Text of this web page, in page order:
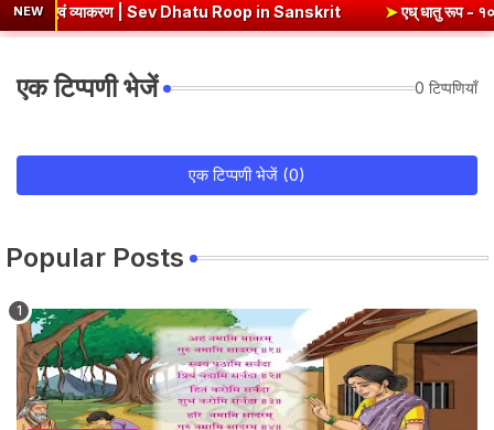
NEW
व्याकरण | Sev Dhatu Roop in Sanskrit ➤एध् धातु रूप - १० लकार,
एक टिप्पणी भेजें 0 टिप्पणियाँ
एक टिप्पणी भेजें (0)
Popular Posts